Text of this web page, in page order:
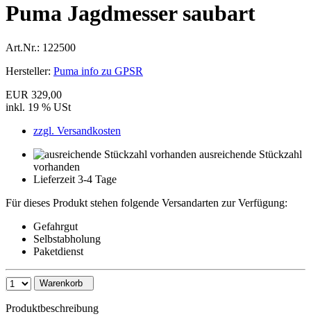
Puma Jagdmesser saubart
Art.Nr.: 122500
Hersteller: Puma info zu GPSR
EUR 329,00
inkl. 19 % USt
zzgl. Versandkosten
ausreichende Stückzahl
vorhanden
Lieferzeit 3-4 Tage
Für dieses Produkt stehen folgende Versandarten zur Verfügung:
Gefahrgut
Selbstabholung
Paketdienst
Warenkorb
Produktbeschreibung